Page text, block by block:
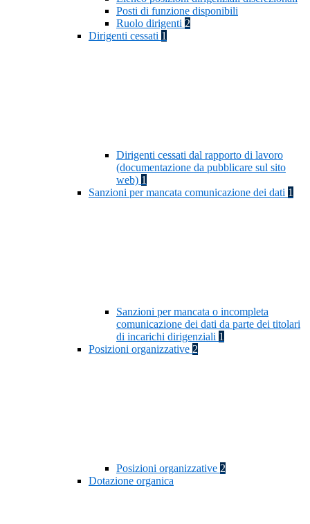
Posti di funzione disponibili
Ruolo dirigenti 2
Dirigenti cessati 1
Dirigenti cessati dal rapporto di lavoro
(documentazione da pubblicare sul sito
web) 1
Sanzioni per mancata comunicazione dei dati 1
Sanzioni per mancata o incompleta
comunicazione dei dati da parte dei titolari
di incarichi dirigenziali 1
Posizioni organizzative 2
Posizioni organizzative 2
Dotazione organica